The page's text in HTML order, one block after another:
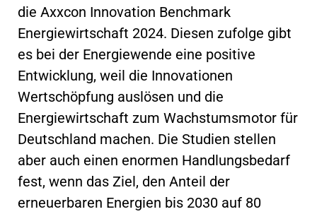
die Axxcon Innovation Benchmark
Energiewirtschaft 2024. Diesen zufolge gibt
es bei der Energiewende eine positive
Entwicklung, weil die Innovationen
Wertschöpfung auslösen und die
Energiewirtschaft zum Wachstumsmotor für
Deutschland machen. Die Studien stellen
aber auch einen enormen Handlungsbedarf
fest, wenn das Ziel, den Anteil der
erneuerbaren Energien bis 2030 auf 80